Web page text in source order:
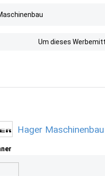
Um dieses
Hager